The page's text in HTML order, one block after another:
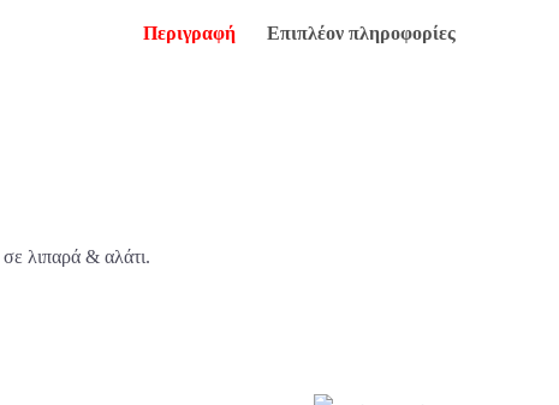
Περιγραφή Επιπλέον πληροφορίες
λιπαρά & αλάτι.